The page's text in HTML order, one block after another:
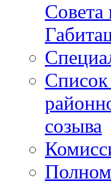
Совета
Список
созыва